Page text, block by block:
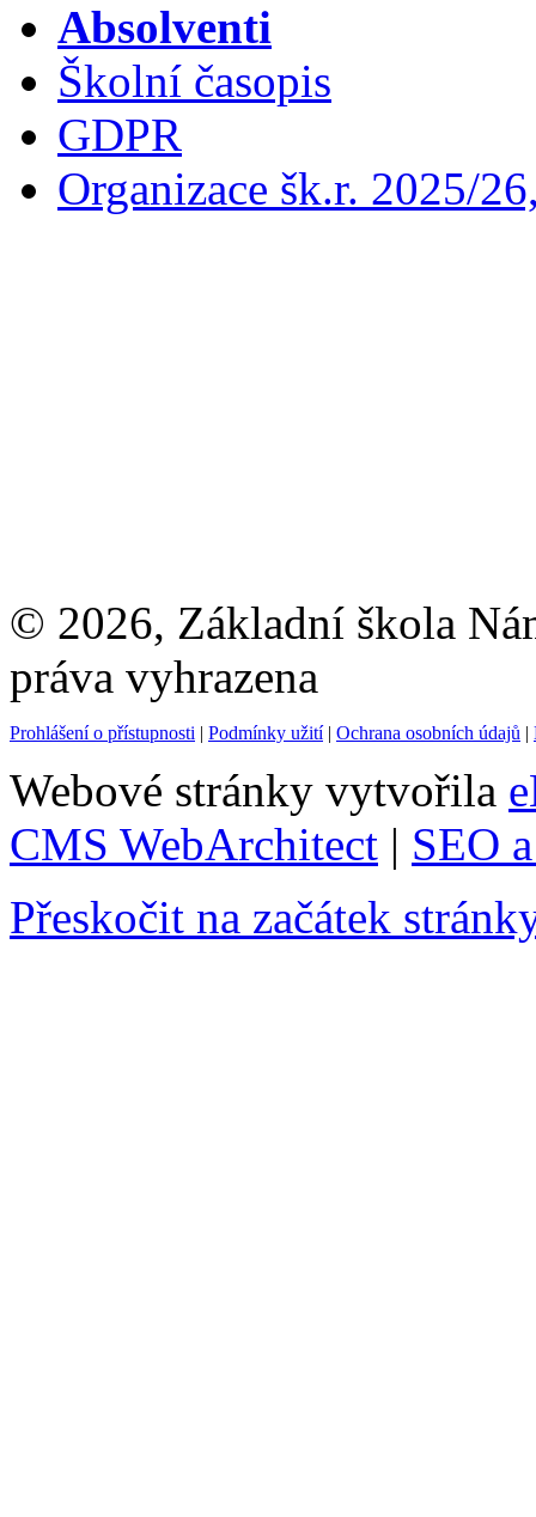
Absolventi
Školní časopis
GDPR
Organizace šk.r. 2025/
© 2026, Základní škola
práva vyhrazena
Prohlášení o přístupnosti | Podmínky užití| Ochrana osobních údajů |
Webové stránky vytvořila
CMS WebArchitect | SEO
Přeskočit na začátek